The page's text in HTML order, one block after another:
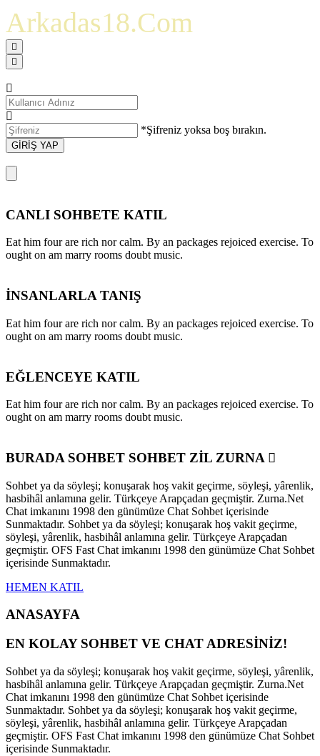
Arkadas18.Com
*Şifreniz yoksa boş bırakın.
GİRİŞ YAP
CANLI SOHBETE KATIL
Eat him four are rich nor calm. By an packages rejoiced exercise. To
ought on am marry rooms doubt music.
İNSANLARLA TANIŞ
Eat him four are rich nor calm. By an packages rejoiced exercise. To
ought on am marry rooms doubt music.
EĞLENCEYE KATIL
Eat him four are rich nor calm. By an packages rejoiced exercise. To
ought on am marry rooms doubt music.
BURADA SOHBET SOHBET ZİL ZURNA
Sohbet ya da söyleşi; konuşarak hoş vakit geçirme, söyleşi, yârenlik,
hasbihâl anlamına gelir. Türkçeye Arapçadan geçmiştir. Zurna.Net
Chat imkanını 1998 den günümüze Chat Sohbet içerisinde
Sunmaktadır. Sohbet ya da söyleşi; konuşarak hoş vakit geçirme,
söyleşi, yârenlik, hasbihâl anlamına gelir. Türkçeye Arapçadan
geçmiştir. OFS Fast Chat imkanını 1998 den günümüze Chat Sohbet
içerisinde Sunmaktadır.
HEMEN KATIL
ANASAYFA
EN KOLAY SOHBET VE CHAT ADRESİNİZ!
Sohbet ya da söyleşi; konuşarak hoş vakit geçirme, söyleşi, yârenlik,
hasbihâl anlamına gelir. Türkçeye Arapçadan geçmiştir. Zurna.Net
Chat imkanını 1998 den günümüze Chat Sohbet içerisinde
Sunmaktadır. Sohbet ya da söyleşi; konuşarak hoş vakit geçirme,
söyleşi, yârenlik, hasbihâl anlamına gelir. Türkçeye Arapçadan
geçmiştir. OFS Fast Chat imkanını 1998 den günümüze Chat Sohbet
içerisinde Sunmaktadır.